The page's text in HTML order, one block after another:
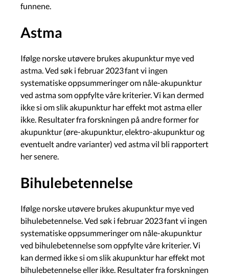
funnene.
Astma
Ifølge norske utøvere brukes akupunktur mye ved
astma. Ved søk i februar 2023 fant vi ingen
systematiske oppsummeringer om nåle-akupunktur
ved astma som oppfylte våre kriterier. Vi kan dermed
ikke si om slik akupunktur har effekt mot astma eller
ikke. Resultater fra forskningen på andre former for
akupunktur (øre-akupunktur, elektro-akupunktur og
eventuelt andre varianter) ved astma vil bli rapportert
her senere.
Bihulebetennelse
Ifølge norske utøvere brukes akupunktur mye ved
bihulebetennelse. Ved søk i februar 2023 fant vi ingen
systematiske oppsummeringer om nåle-akupunktur
ved bihulebetennelse som oppfylte våre kriterier. Vi
kan dermed ikke si om slik akupunktur har effekt mot
bihulebetennelse eller ikke. Resultater fra forskningen